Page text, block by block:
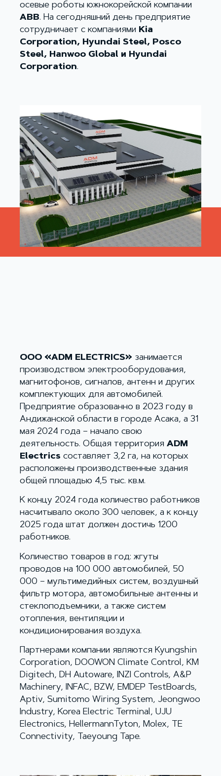
осевые роботы южнокорейской компании
ABB. На сегодняшний день предприятие
сотрудничает с компаниями Kia
Corporation, Hyundai Steel, Posco
Steel, Hanwoo Global и Hyundai
Corporation.
OOO «ADM ELECTRICS» занимается
производством электрооборудования,
магнитофонов, сигналов, антенн и других
комплектующих для автомобилей.
Предприятие образованно в 2023 году в
Андижанской области в городе Асака, а 31
мая 2024 года – начало свою
деятельность. Общая территория ADM
Electrics составляет 3,2 га, на которых
расположены производственные здания
общей площадью 4,5 тыс. кв.м.
К концу 2024 года количество работников
насчитывало около 300 человек, а к концу
2025 года штат должен достичь 1200
работников.
Количество товаров в год: жгуты
проводов на 100 000 автомобилей, 50
000 – мультимедийных систем, воздушный
фильтр мотора, автомобильные антенны и
стеклоподъемники, а также систем
отопления, вентиляции и
кондиционирования воздуха.
Партнерами компании являются Kyungshin
Corporation, DOOWON Climate Control, KM
Digitech, DH Autoware, INZI Controls, A&P
Machinery, INFAC, BZW, EMDEP TestBoards,
Aptiv, Sumitomo Wiring System, Jeongwoo
Industry, Korea Electric Terminal, UJU
Electronics, HellermannTyton, Molex, TE
Connectivity, Taeyoung Tape.